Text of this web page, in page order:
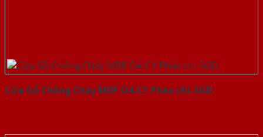
Cửa Gỗ Chống Cháy MDF O4-C1 Phào chi-SGD